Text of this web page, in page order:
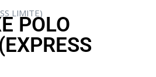
LIMITE)
POLO